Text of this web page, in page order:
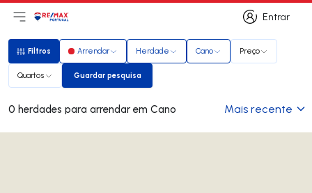
Entrar
Entrar
Abri menu principal
LogoIr para página inicial
Filtros
Filtros Arrendar Herdade Cano Preço
Quartos Guardar pesquisa
Guardar pesquisa
0 herdades para arrendar em Cano Mais recente